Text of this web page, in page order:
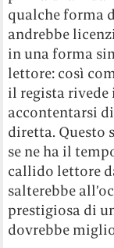
qualche forma
andrebbe
in una forma
lettore: così
il regista rivede
accontentarsi
diretta. Questo
se ne ha il
callido lettore
salterebbe
prestigiosa di
dovrebbe